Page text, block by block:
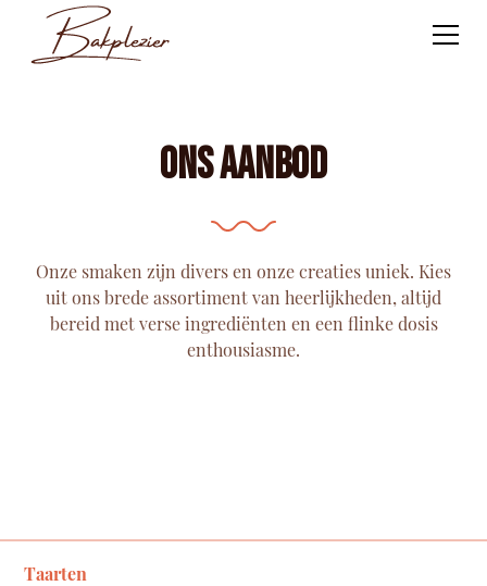
Ons aanbod
Onze smaken zijn divers en onze creaties uniek. Kies
uit ons brede assortiment van heerlijkheden, altijd
bereid met verse ingrediënten en een flinke dosis
enthousiasme.
Taarten